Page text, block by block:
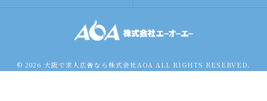
© 2026 大阪で求人広告なら株式会社AOA ALL RIGHTS RESERVED.